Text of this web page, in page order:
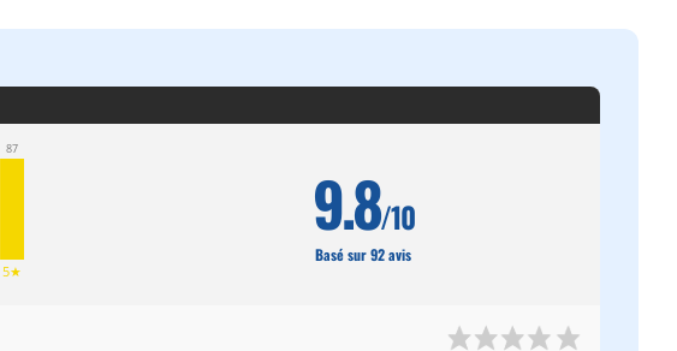
87
5★
9.8/10
Basé sur 92 avis